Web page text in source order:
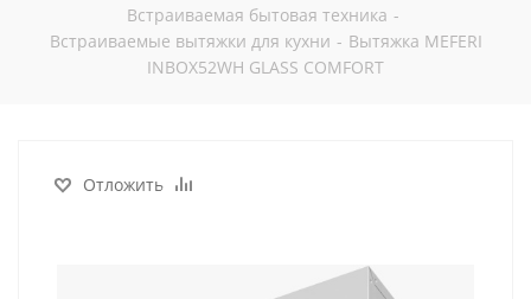
Встраиваемая бытовая техника -
Встраиваемые вытяжки для кухни - Вытяжка MEFERI
INBOX52WH GLASS COMFORT
Отложить